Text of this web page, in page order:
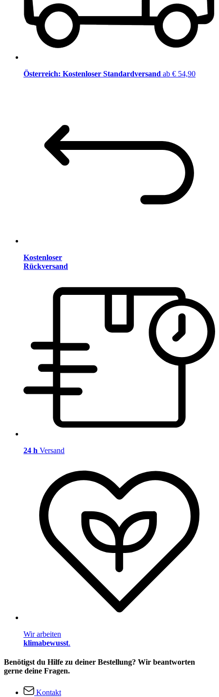
Österreich: Kostenloser Standardversand ab € 54,90
Kostenloser
Rückversand
24 h Versand
Wir arbeiten
klimabewusst.
Benötigst du Hilfe zu deiner Bestellung? Wir beantworten
gerne deine Fragen.
Kontakt